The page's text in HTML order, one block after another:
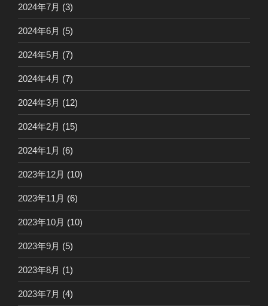
2024年7月 (3)
2024年6月 (5)
2024年5月 (7)
2024年4月 (7)
2024年3月 (12)
2024年2月 (15)
2024年1月 (6)
2023年12月 (10)
2023年11月 (6)
2023年10月 (10)
2023年9月 (5)
2023年8月 (1)
2023年7月 (4)